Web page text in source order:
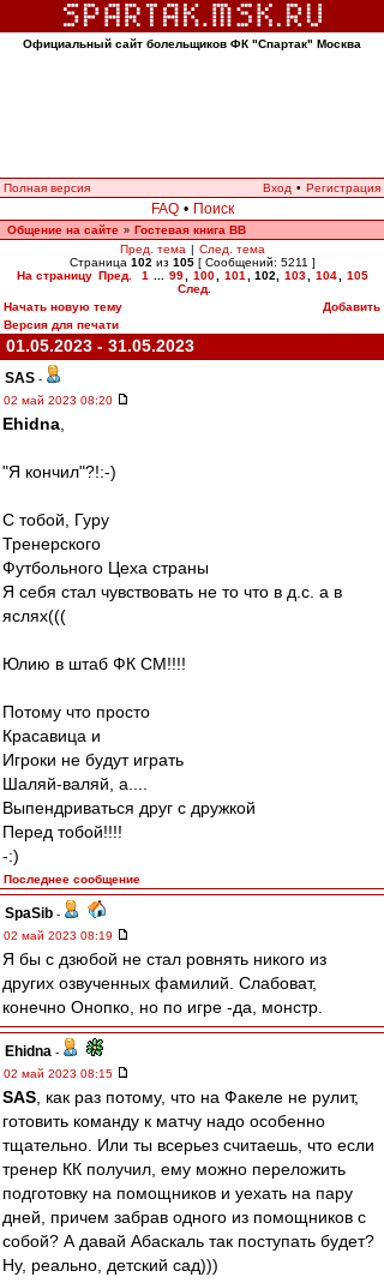
Официальный сайт болельщиков ФК "Спартак" Москва
Полная версия Вход • Регистрация
FAQ • Поиск
Общение на сайте » Гостевая книга ВВ
Пред. тема | След. тема
Страница 102 из 105[ Сообщений: 5211 ]
На страницу Пред. 1 99 100 101 102 103 104
105
След.
Начать новую тему
Добавить
Версия для печати
01.05.2023 - 31.05.2023
SAS -
02 май 2023 08:20
Ehidna
"Я кончил"?!:-)
С тобой, Гуру
Тренерского
Футбольного Цеха страны
Я себя стал чувствовать не то что в д.с. а в
яслях(((
Юлию в штаб ФК СМ!!!!
Потому что просто
Красавица и
Игроки не будут играть
Шаляй-валяй, а....
Выпендриваться друг с дружкой
Перед тобой!!!!
-:)
Последнее сообщение
SpaSib -
02 май 2023 08:19
Я бы с дзюбой не стал ровнять никого из
других озвученных фамилий. Слабоват,
конечно Онопко, но по игре -да, монстр.
Ehidna -
02 май 2023 08:15
SAS , как раз потому, что на Факеле не рулит,
готовить команду к матчу надо особенно
тщательно. Или ты всерьез считаешь, что если
тренер КК получил, ему можно переложить
подготовку на помощников и уехать на пару
дней, причем забрав одного из помощников с
собой? А давай Абаскаль так поступать будет?
Ну, реально, детский сад)))